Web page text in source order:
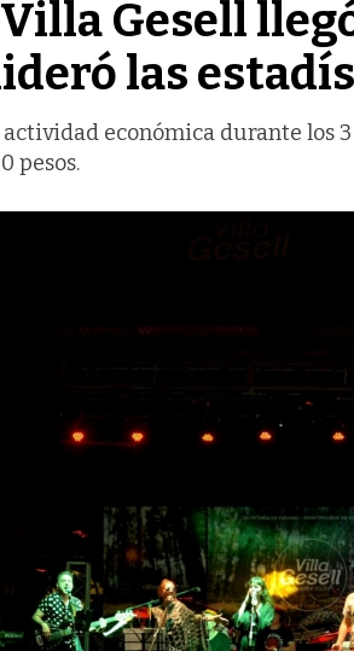
Gesell
las
actividad económica durante los
pesos.